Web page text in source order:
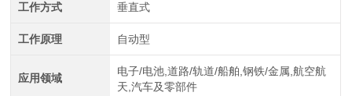
工作方式 垂直式
工作原理 自动型
应用领域
电子/电池,道路/轨道/船舶,钢铁/金属,航空航
天,汽车及零部件